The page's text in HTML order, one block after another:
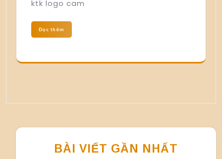
ktk logo cam
Đọc thêm
BÀI VIẾT GẦN NHẤT